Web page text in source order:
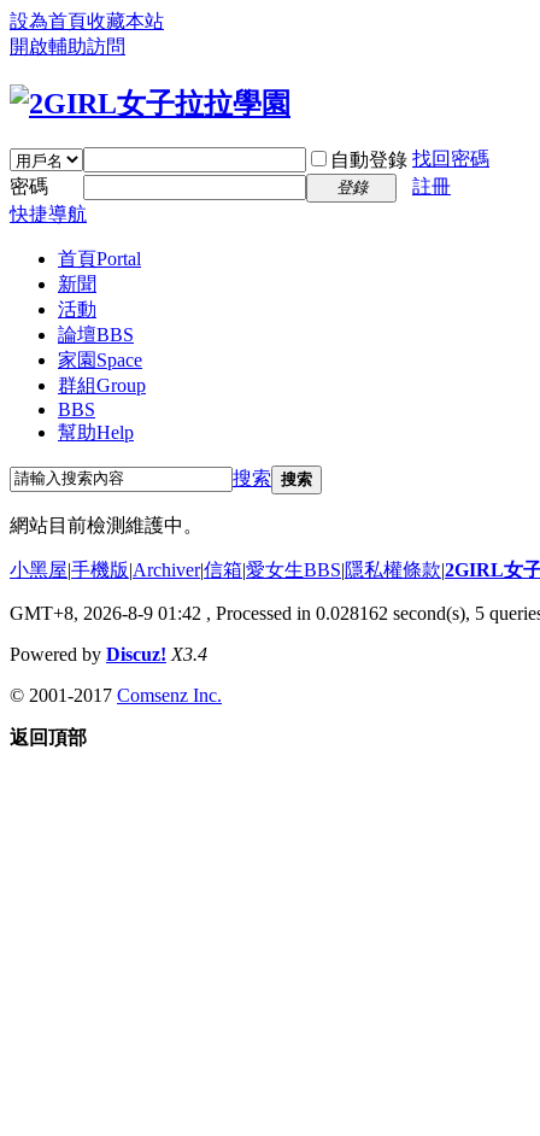
設為首頁收藏本站
開啟輔助訪問
自動登錄 找回密碼
密碼
登錄
註冊
快捷導航
首頁Portal
新聞
活動
論壇BBS
家園 Space
群組Group
BBS
幫助Help
搜索 搜索
網站目前檢測維護中。
小黑屋|手機版|Archiver|信箱|愛女生BBS|隱私權條款|2GIRL女
GMT+8, 2026-8-9 01:42 , Processed in 0.028162 second(s), 5
Powered by Discuz! X3.4
© 2001-2017 Comsenz Inc.
返回頂部